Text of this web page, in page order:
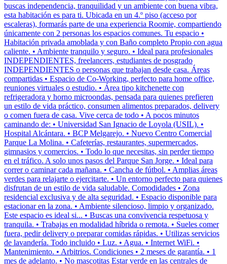
buscas independencia, tranquilidad y un ambiente con buena vibra,
esta habitación es para ti. Ubicada en un 4.º piso (acceso por
escaleras), formarás parte de una experiencia Roomie, compartiendo
únicamente con 2 personas los espacios comunes. Tu espacio •
Habitación privada amoblada y con Baño completo Propio con agua
caliente. • Ambiente tranquilo y seguro. • Ideal para profesionales
INDEPENDIENTES, freelancers, estudiantes de posgrado
INDEPENDIENTES o personas que trabajan desde casa. Áreas
compartidas • Espacio de Co-Working, perfecto para home office,
reuniones virtuales o estudio. • Área tipo kitchenette con
refrigeradora y horno microondas, pensada para quienes prefieren
un estilo de vida práctico, consumen alimentos preparados, delivery
o comen fuera de casa. Vive cerca de todo • A pocos minutos
caminando de: • Universidad San Ignacio de Loyola (USIL). •
Hospital Alcántara. • BCP Melgarejo. • Nuevo Centro Comercial
Parque La Molina. • Cafeterías, restaurantes, supermercados,
gimnasios y comercios. • Todo lo que necesitas, sin perder tiempo
en el tráfico. A solo unos pasos del Parque San Jorge. • Ideal para
correr o caminar cada mañana. • Cancha de fútbol. • Amplias áreas
verdes para relajarte o ejercitarte. • Un entorno perfecto para quienes
disfrutan de un estilo de vida saludable. Comodidades • Zona
residencial exclusiva y de alta seguridad. • Espacio disponible para
estacionar en la zona. • Ambiente silencioso, limpio y organizado.
Este espacio es ideal si... • Buscas una convivencia respetuosa y
tranquila. • Trabajas en modalidad híbrida o remota. • Sueles comer
fuera, pedir delivery o preparar comidas rápidas. • Utilizas servicios
de lavandería. Todo incluido • Luz. • Agua. • Internet WiFi. •
Mantenimiento. • Arbitrios. Condiciones • 2 meses de garantía. • 1
mes de adelanto. • No mascotitas Estar verde en las centrales de